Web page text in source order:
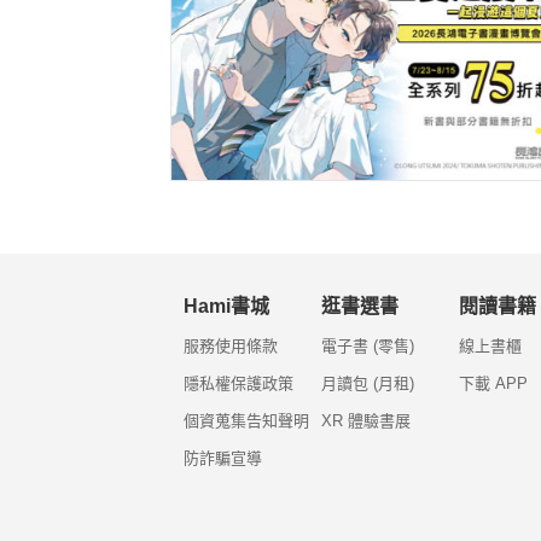
Hami書城
服務使用條款
隱私權保護政策
個資蒐集告知聲明
防詐騙宣導
逛書選書
電子書 (零售)
月讀包 (月租)
XR 體驗書展
閱讀書籍
線上書櫃
下載 APP